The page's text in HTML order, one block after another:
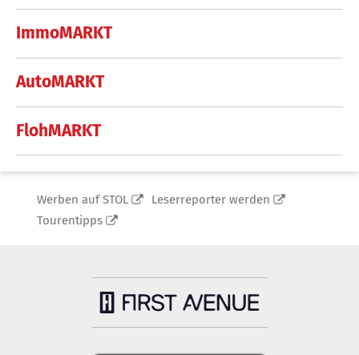
ImmoMARKT
AutoMARKT
FlohMARKT
Werben auf STOL
Leserreporter werden
Tourentipps